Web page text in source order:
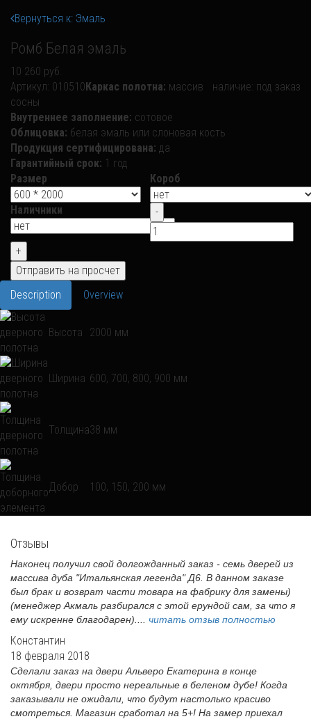
Вернуться к: Эмаль
Ромб Белая эмаль
10 260 руб.
наличие: под заказ
Артикул: 010510Каркас полотна: массив
сосны
Внутреннее заполнение: сотовое
Облицовка: белая эмаль или слоновая кость
Продукция сертифицирована: да
Гарантийный срок: 1 год
Размер
Короб
Наличники
Description Overview
Высота 2000 мм
Ширина 600, 700, 800, 900 мм
Толщина38 мм
Добор 100, 150, 200 мм
Отзывы
Наконец получил свой долгожданный заказ - семь дверей из
массива дуба "Итальянская легенда" Д6. В данном заказе
был брак и возврат части товара на фабрику для замены)
(менеджер Акмаль разбирался с этой ерундой сам, за что я
ему искренне благодарен).... читать отзыв полностью
Константин
18 февраля 2018
Сделали заказ на двери Альверо Екатерина в конце
октября, двери просто нереальные в беленом дубе! Когда
заказывали не ожидали, что будут настолько красиво
смотреться. Магазин сработал на 5+! На замер приехал